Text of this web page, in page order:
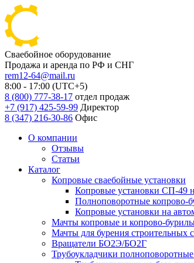
Сваебойное оборудование
Продажа и аренда по РФ и СНГ
rem12-64@mail.ru
8:00 - 17:00 (UTC+5)
8 (800) 777-38-17 отдел продаж
+7 (917) 425-59-99 Директор
8 (347) 216-30-86 Офис
О компании
Отзывы
Статьи
Каталог
Копровые сваебойные установки
Копровые установки СП-49
Полноповоротные копрово-
Копровые установки на
Мачты копровые и копрово-
Мачты для бурения
Вращатели БО2Э/БО2Г
Трубоукладчики